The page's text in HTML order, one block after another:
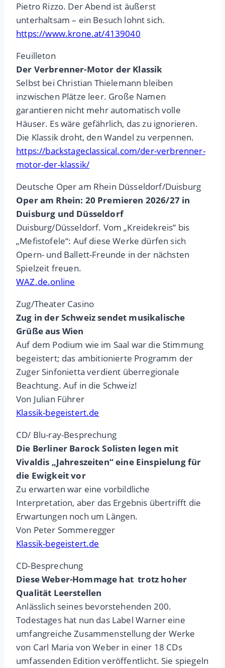
Pietro Rizzo. Der Abend ist äußerst
unterhaltsam – ein Besuch lohnt sich.
https://www.krone.at/4139040
Feuilleton
Der Verbrenner-Motor der Klassik
Selbst bei Christian Thielemann bleiben
inzwischen Plätze leer. Große Namen
garantieren nicht mehr automatisch volle
Häuser. Es wäre gefährlich, das zu ignorieren.
Die Klassik droht, den Wandel zu verpennen.
https://backstageclassical.com/der-verbrenner-
motor-der-klassik/
Deutsche Oper am Rhein Düsseldorf/Duisburg
Oper am Rhein: 20 Premieren 2026/27 in
Duisburg und Düsseldorf
Duisburg/Düsseldorf. Vom „Kreidekreis“ bis
„Mefistofele“: Auf diese Werke dürfen sich
Opern- und Ballett-Freunde in der nächsten
Spielzeit freuen.
WAZ.de.online
Zug/Theater Casino
Zug in der Schweiz sendet musikalische
Grüße aus Wien
Auf dem Podium wie im Saal war die Stimmung
begeistert; das ambitionierte Programm der
Zuger Sinfonietta verdient überregionale
Beachtung. Auf in die Schweiz!
Von Julian Führer
Klassik-begeistert.de
CD/ Blu-ray-Besprechung
Die Berliner Barock Solisten legen mit
Vivaldis „Jahreszeiten“ eine Einspielung für
die Ewigkeit vor
Zu erwarten war eine vorbildliche
Interpretation, aber das Ergebnis übertrifft die
Erwartungen noch um Längen.
Von Peter Sommeregger
Klassik-begeistert.de
CD-Besprechung
Diese Weber-Hommage hat trotz hoher
Qualität Leerstellen
Anlässlich seines bevorstehenden 200.
Todestages hat nun das Label Warner eine
umfangreiche Zusammenstellung der Werke
von Carl Maria von Weber in einer 18 CDs
umfassenden Edition veröffentlicht. Sie spiegeln